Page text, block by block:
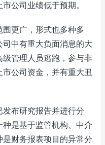
公司业绩低于预期。
更广，形式也多种多
中有重大负面消息的大
级管理人员逃跑，参与非
公司资金，并有重大丑
布研究报告并进行分
是基于监管机构、中介
财务报表项目的异常分